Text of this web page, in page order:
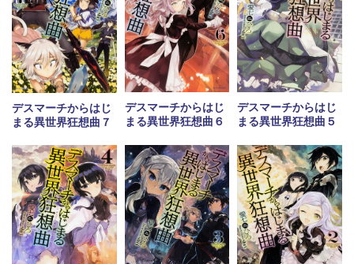
デスマーチからはじ
まる異世界狂想曲７
デスマーチからはじ
まる異世界狂想曲６
デスマーチからはじ
まる異世界狂想曲５